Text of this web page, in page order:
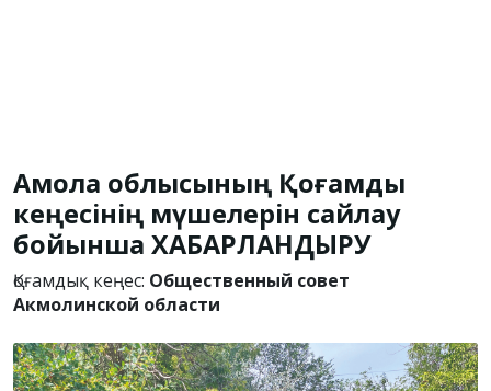
Ақмола облысының Қоғамдық
кеңесінің мүшелерін сайлау
бойынша ХАБАРЛАНДЫРУ
Қоғамдық кеңес: Общественный совет
Акмолинской области